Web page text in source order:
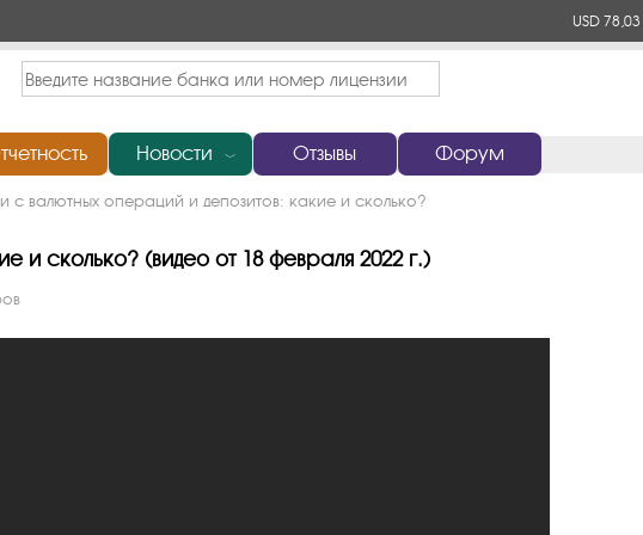
USD 78,03
Новости ﹀ Отзывы Форум
с валютных операций и депозитов: какие и сколько?
и сколько? (видео от 18 февраля 2022 г.)